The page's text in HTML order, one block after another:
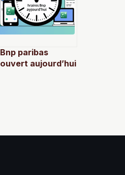
Bnp paribas
ouvert aujourd’hui